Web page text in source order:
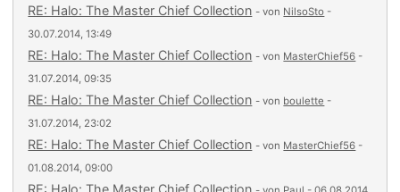
RE: Halo: The Master Chief Collection - von NilsoSto -
30.07.2014, 13:49
RE: Halo: The Master Chief Collection - von MasterChief56 -
31.07.2014, 09:35
RE: Halo: The Master Chief Collection - von boulette -
31.07.2014, 23:02
RE: Halo: The Master Chief Collection - von MasterChief56 -
01.08.2014, 09:00